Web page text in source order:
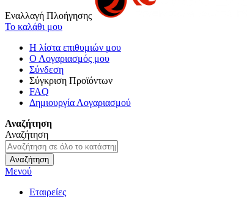
Εναλλαγή Πλοήγησης
Το καλάθι μου
Η λίστα επιθυμιών μου
Ο Λογαριασμός μου
Σύνδεση
Σύγκριση Προϊόντων
FAQ
Δημιουργία Λογαριασμού
Αναζήτηση
Αναζήτηση
Αναζήτηση
Μενού
Εταιρείες